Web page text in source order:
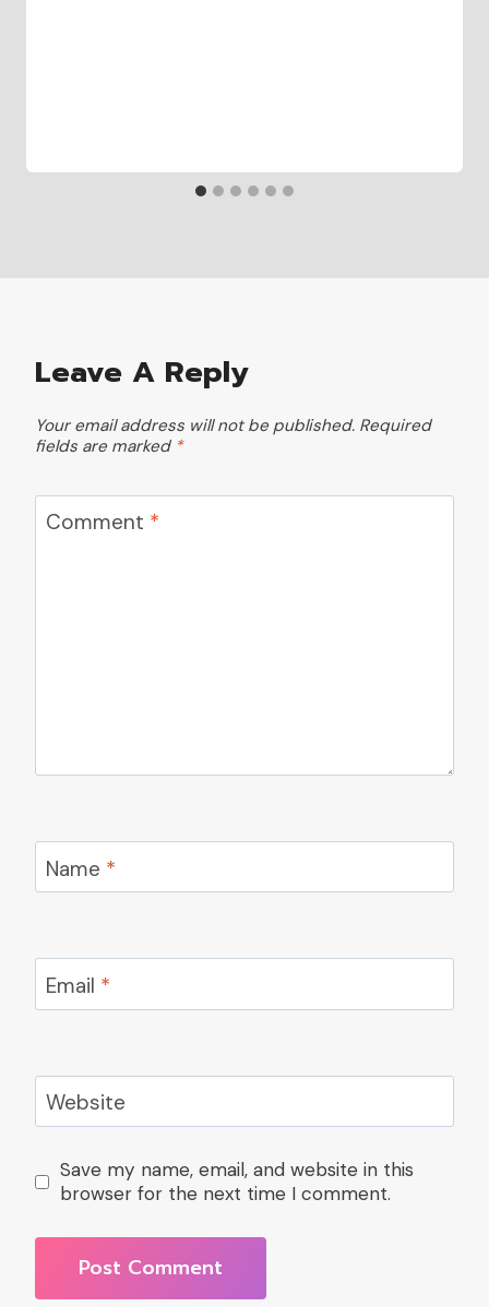
Leave A Reply
Your email address will not be published. Required
fields are marked *
Comment *
Name *
Email *
Website
Save my name, email, and website in this
browser for the next time I comment.